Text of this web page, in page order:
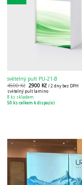
světelný pult PU-21-B
4500Kč 2900 Kč / 2 dny bez DPH
světelný pult lamino
8 ks skladem
50 ks celkem k dispozici